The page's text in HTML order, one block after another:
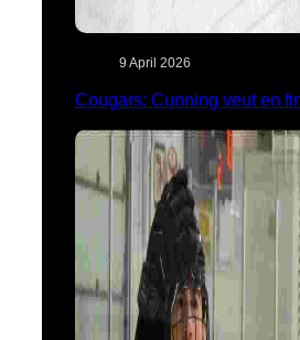
9 April 2026
Cougars: Cunning veut en